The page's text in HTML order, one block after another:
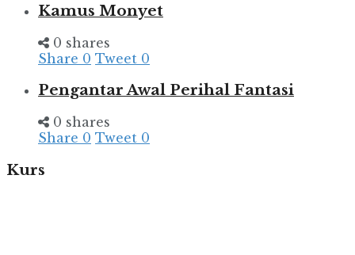
Kamus Monyet
0 shares
Share 0 Tweet 0
Pengantar Awal Perihal Fantasi
0 shares
Share 0 Tweet 0
Kurs